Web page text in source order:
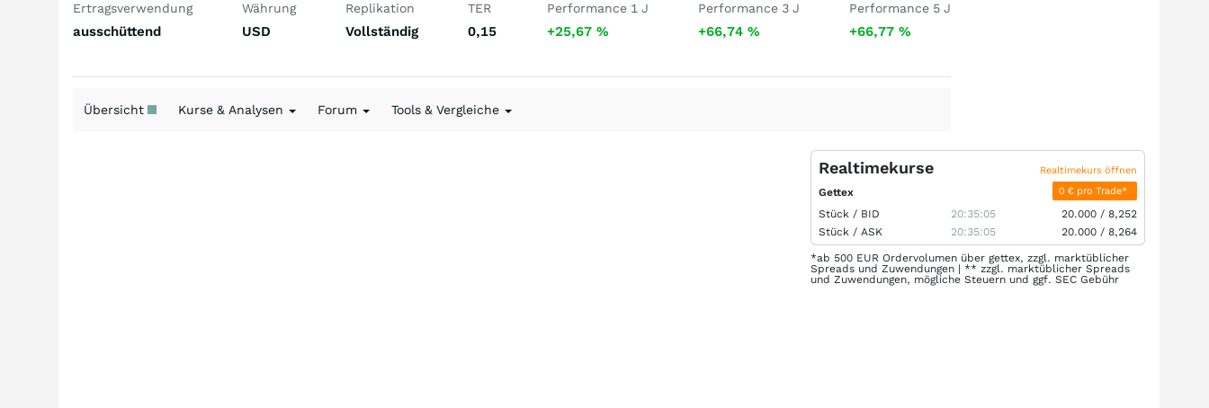
Ertragsverwendung
ausschüttend
Währung
USD
Replikation
Vollständig
TER
0,15
Performance 1 J
+25,67 %
Performance 3 J
+66,74 %
Performance 5 J
+66,77 %
Übersicht Kurse & Analysen Forum Tools & Vergleiche
Realtimekurse Realtimekurs öffnen
Gettex 0 € pro Trade*
Stück / BID 20:35:05 20.000 / 8,252
Stück / ASK 20:35:05 20.000 / 8,264
*ab 500 EUR Ordervolumen über gettex, zzgl. marktüblicher
Spreads und Zuwendungen | ** zzgl. marktüblicher Spreads
und Zuwendungen, mögliche Steuern und ggf. SEC Gebühr